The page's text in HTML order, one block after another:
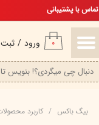
ورود / ثبت
حساب کاربری من
تغییر گذر واژه
سفارشات
خروج از حساب کاربری
۰
تخفیف تماس با پشتیبانی
بیگ باکس کاربرد